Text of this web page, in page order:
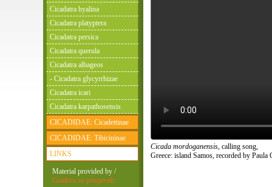
Cicada mordoganensis, calling song,
Greece: island Samos, recorded by
Cicadatra hyalina
Cicadatra platyptera
Cicadatra persica
Cicadatra querula
Cicadatra alhageos
- Cicadatra glycyrrhizae
Cicadatra icari
Cicadatra karpathosensis
CICADIDAE: Cicadettinae
CICADIDAE: Tibicininae
LINKS
Material provided by /
Gradivo so prispevali: